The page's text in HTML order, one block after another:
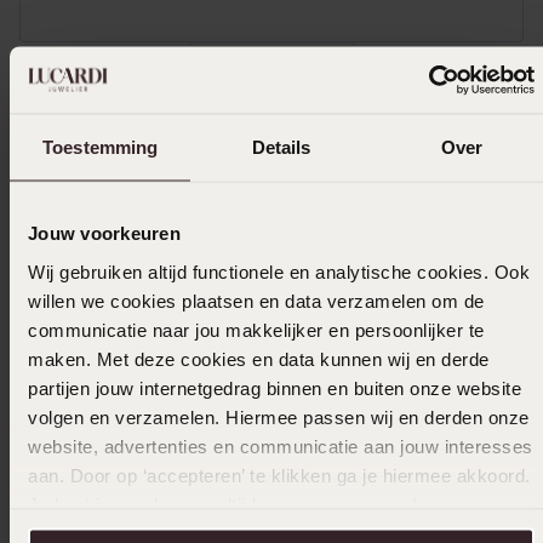
Toestemming Details Over
Jouw voorkeuren
Wij gebruiken altijd functionele en analytische cookies. Ook
willen we cookies plaatsen en data verzamelen om de
communicatie naar jou makkelijker en persoonlijker te
maken. Met deze cookies en data kunnen wij en derde
partijen jouw internetgedrag binnen en buiten onze website
volgen en verzamelen. Hiermee passen wij en derden onze
website, advertenties en communicatie aan jouw interesses
aan. Door op ‘accepteren’ te klikken ga je hiermee akkoord.
over in onscookiebeleid.
Ook leuk voor jou